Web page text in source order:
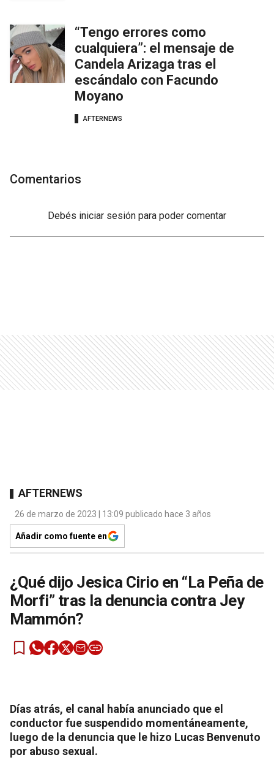
“Tengo errores como
cualquiera”: el mensaje de
Candela Arizaga tras el
escándalo con Facundo
Moyano
AFTERNEWS
Comentarios
Debés iniciar sesión para poder comentar
AFTERNEWS
26 de marzo de 2023 | 13:09 publicado hace 3 años
Añadir como fuente en
¿Qué dijo Jesica Cirio en “La Peña de
Morfi” tras la denuncia contra Jey
Mammón?
Días atrás, el canal había anunciado que el
conductor fue suspendido momentáneamente,
luego de la denuncia que le hizo Lucas Benvenuto
por abuso sexual.